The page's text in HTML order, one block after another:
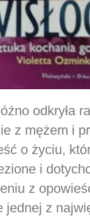
odkryła
z mężem i
o życiu,
i
z
jednej z